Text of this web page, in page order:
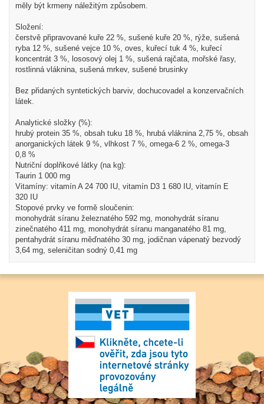
měly být krmeny náležitým způsobem.
Složení:
čerstvě připravované kuře 22 %, sušené kuře 20 %, rýže, sušená
ryba 12 %, sušené vejce 10 %, oves, kuřecí tuk 4 %, kuřecí
koncentrát 3 %, lososový olej 1 %, sušená rajčata, mořské řasy,
rostlinná vláknina, sušená mrkev, sušené brusinky
Bez přidaných syntetických barviv, dochucovadel a konzervačních
látek.
Analytické složky (%):
hrubý protein 35 %, obsah tuku 18 %, hrubá vláknina 2,75 %, obsah
anorganických látek 9 %, vlhkost 7 %, omega-6 2 %, omega-3
0,8 %
Nutriční doplňkové látky (na kg):
Taurin 1 000 mg
Vitamíny: vitamín A 24 700 IU, vitamín D3 1 680 IU, vitamín E
320 IU
Stopové prvky ve formě sloučenin:
monohydrát síranu železnatého 592 mg, monohydrát síranu
zinečnatého 411 mg, monohydrát síranu manganatého 81 mg,
pentahydrát síranu měďnatého 30 mg, jodičnan vápenatý bezvodý
3,64 mg, seleničitan sodný 0,41 mg